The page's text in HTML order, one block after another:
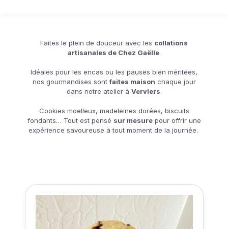
Faites le plein de douceur avec les collations
artisanales de Chez Gaëlle.
Idéales pour les encas ou les pauses bien méritées,
nos gourmandises sontfaites maison chaque jour
dans notre atelier à Verviers.
Cookies moelleux, madeleines dorées, biscuits
fondants… Tout est pensé sur mesurepour offrir une
expérience savoureuse à tout moment de la journée.